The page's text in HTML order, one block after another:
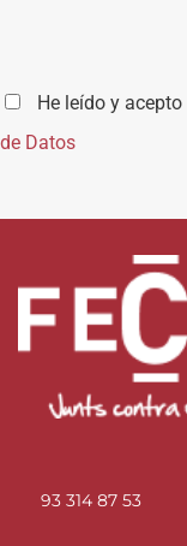
He leído y acepto
de Datos
93 314 87 53